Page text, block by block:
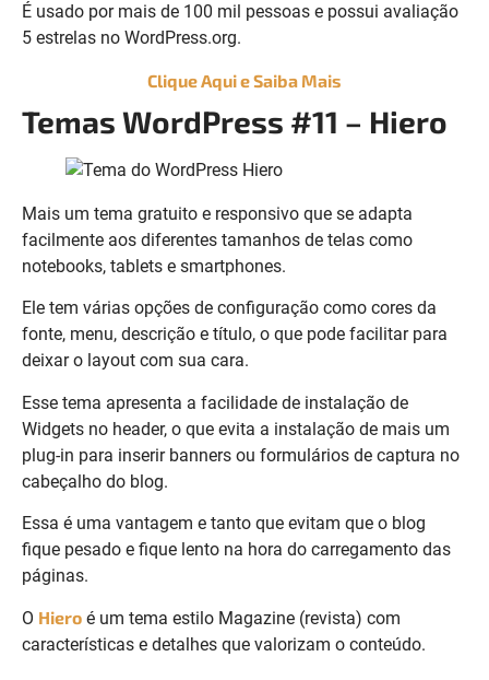
É usado por mais de 100 mil pessoas e possui avaliação
5 estrelas no WordPress.org.
Clique Aqui e Saiba Mais
Temas WordPress #11 – Hiero
Mais um tema gratuito e responsivo que se adapta
facilmente aos diferentes tamanhos de telas como
notebooks, tablets e smartphones.
Ele tem várias opções de configuração como cores da
fonte, menu, descrição e título, o que pode facilitar para
deixar o layout com sua cara.
Esse tema apresenta a facilidade de instalação de
Widgets no header, o que evita a instalação de mais um
plug-in para inserir banners ou formulários de captura no
cabeçalho do blog.
Essa é uma vantagem e tanto que evitam que o blog
fique pesado e fique lento na hora do carregamento das
páginas.
O Hiero é um tema estilo Magazine (revista) com
características e detalhes que valorizam o conteúdo.